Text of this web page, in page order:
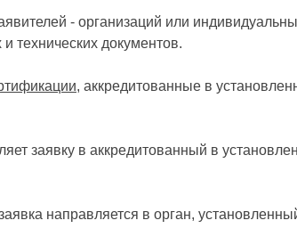
- организаций или
технических документов.
, аккредитованные в
заявку в аккредитованный в
направляется в орган,